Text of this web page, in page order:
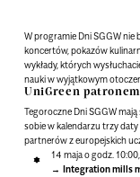
W programie Dni SGGW
koncertów, pokazów
wykłady, których
nauki w wyjątkowym
UniGreen patronem
Tegoroczne Dni SGGW
sobie w kalendarzu trzy
partnerów z europejskich
14 maja o godz. 10:00
Integration mills